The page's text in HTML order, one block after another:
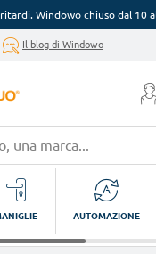
Windowo chiuso dal 10
Il blog di Windowo
AUTOMAZIONE